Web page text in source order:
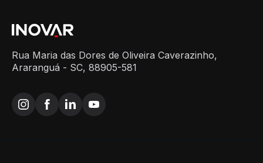
Rua Maria das Dores de Oliveira Caverazinho,
Araranguá - SC, 88905-581